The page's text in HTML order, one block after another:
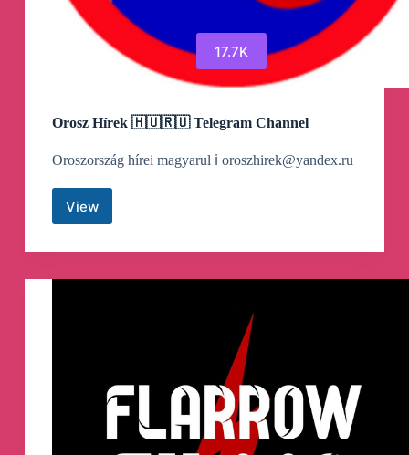
17.7K
Orosz Hírek 🇭🇺🇷🇺 Telegram Channel
Oroszország hírei magyarul ℹ️ oroszhirek@yandex.ru
View
Orosz
🇭🇺
Telegram